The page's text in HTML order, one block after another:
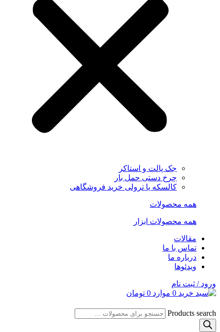
جک پالت و استاکر
چرخ دستی حمل بار
کالسکه یا ترولی خرید فروشگاهی
همه محصولات
همه محصولات ابزار
مقالات
تماس با ما
درباره ما
ویدئوها
ورود / ثبت نام
0 موارد 0 تومان
Products search